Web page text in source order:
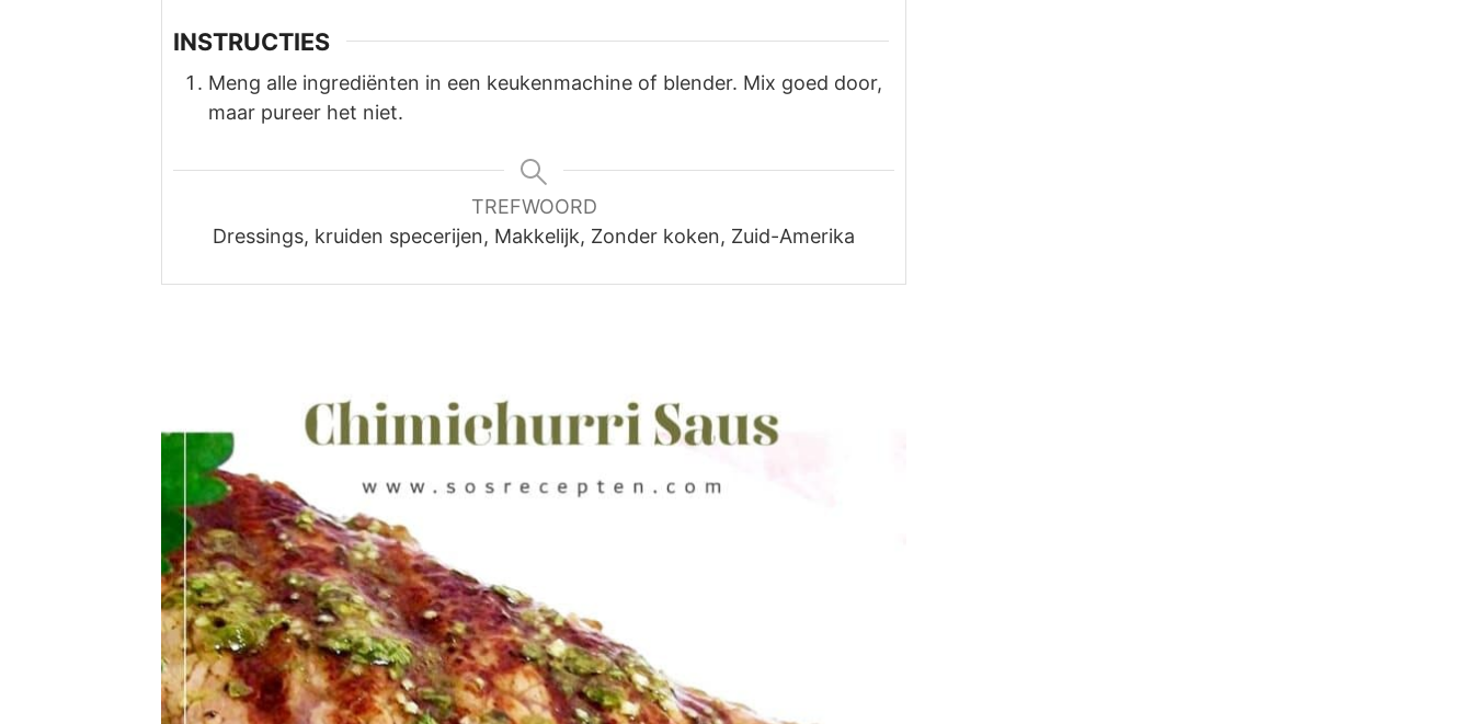
INSTRUCTIES
Meng alle ingrediënten in een keukenmachine of blender. Mix goed door,
maar pureer het niet.
TREFWOORD
Dressings, kruiden specerijen, Makkelijk, Zonder koken, Zuid-Amerika